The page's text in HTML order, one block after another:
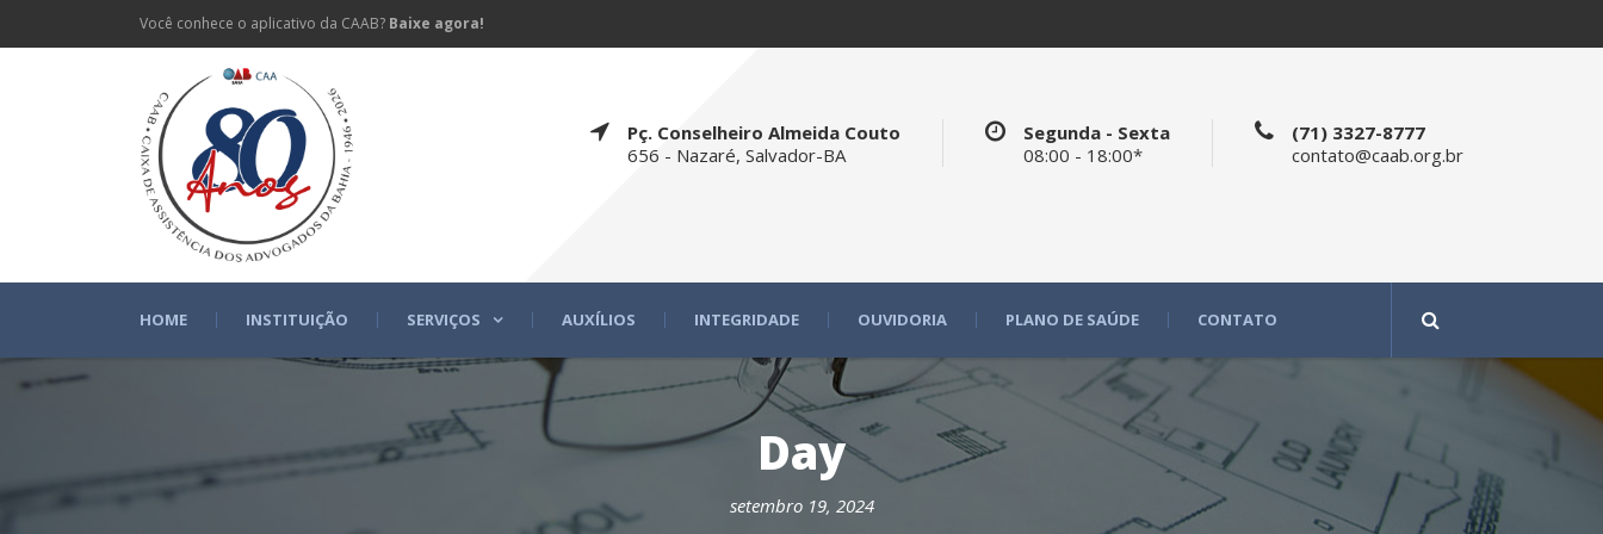
Você conhece o aplicativo da CAAB? Baixe agora!
Pç. Conselheiro Almeida Couto
656 - Nazaré, Salvador-BA
Segunda - Sexta
08:00 - 18:00*
(71) 3327-8777
contato@caab.org.br
HOME INSTITUIÇÃO SERVIÇOS AUXÍLIOS INTEGRIDADE OUVIDORIA PLANO DE SAÚDE CONTATO
Day
setembro 19, 2024